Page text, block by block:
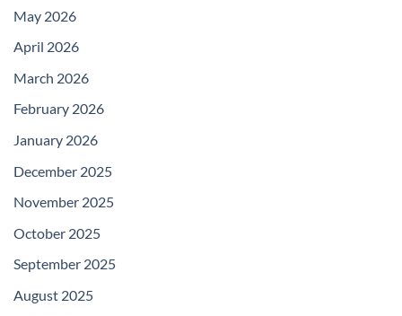
May 2026
April 2026
March 2026
February 2026
January 2026
December 2025
November 2025
October 2025
September 2025
August 2025